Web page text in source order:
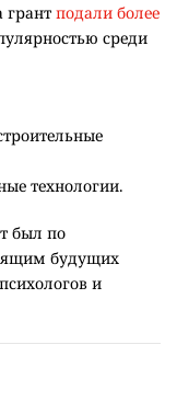
грант подали более
среди
технологии.
был по
будущих
и